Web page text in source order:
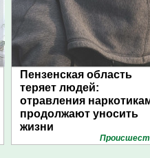
Пензенская область
теряет людей:
отравления
продолжают уносить
жизни